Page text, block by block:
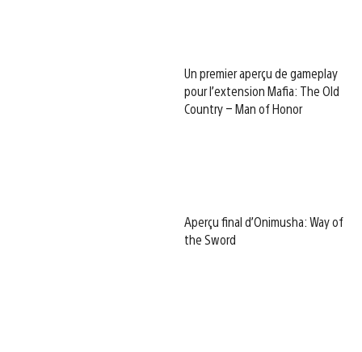
Un premier aperçu de gameplay
pour l’extension Mafia: The Old
Country – Man of Honor
Aperçu final d’Onimusha: Way of
the Sword